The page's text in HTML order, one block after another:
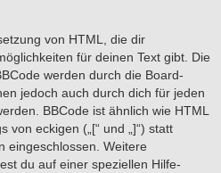
von HTML, die dir
für deinen Text gibt. Die
werden durch die Board-
jedoch auch durch dich für jeden
BBCode ist ähnlich wie HTML
von eckigen („[“ und „]“) statt
eingeschlossen. Weitere
du auf einer speziellen Hilfe-